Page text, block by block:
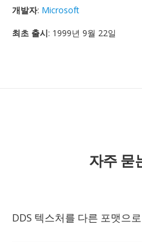
개발자: Microsoft
최초 출시: 1999년 9월 22일
자주 묻
DDS 텍스처를 다른 포맷으